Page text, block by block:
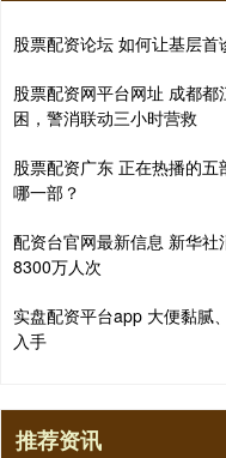
股票配资论坛 如何让基层首
股票配资网平台网址 成都
困，警消联动三小时营救
股票配资广东 正在热播的
哪一部？
配资台官网最新信息 新华
8300万人次
实盘配资平台app 大便黏腻
入手
推荐资讯